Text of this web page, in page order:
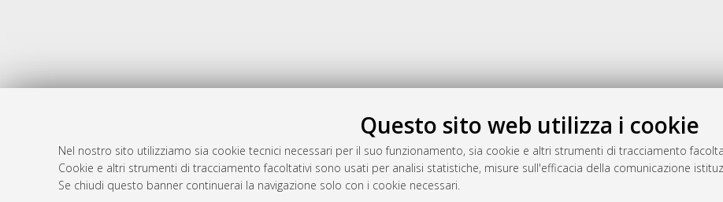
Questo sito web utilizza i cookie
Nel nostro sito utilizziamo sia cookie tecnici necessari per il suo funzionamento, sia cookie e altri strumenti di tracciamento
Cookie e altri strumenti di tracciamento facoltativi sono usati per analisi statistiche, misure sull'efficacia della comunicazione
Se chiudi questo banner continuerai la navigazione solo con i cookie necessari.
Gestione del documento:
Atom
AMS Laurea
Servizio implementato e gestito da